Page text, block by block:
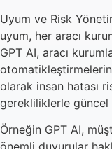
Uyum ve Risk
uyum, her aracı
GPT AI, aracı
olarak insan hatası
gerekliliklerle güncel
Örneğin GPT AI,